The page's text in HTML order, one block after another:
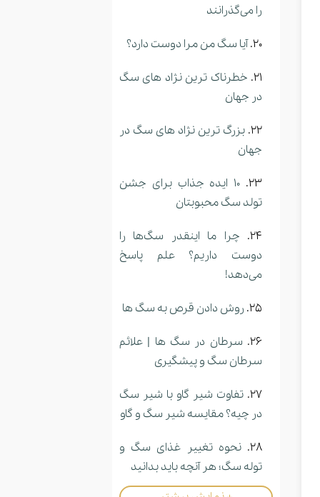
را می‌گذرانند
آیا سگ من مرا دوست دارد؟
خطرناک ترین نژاد های سگ
در جهان
بزرگ ترین نژاد های سگ در
جهان
10 ایده جذاب برای جشن
تولد سگ محبوبتان
چرا ما اینقدر سگ‌ها را
دوست داریم؟ علم پاسخ
می‌دهد!
روش دادن قرص به سگ ها
سرطان در سگ ها | علائم
سرطان سگ و پیشگیری
تفاوت شیر گاو با شیر سگ
در چیه؟ مقایسه شیر سگ و گاو
نحوه تغییر غذای سگ و
توله سگ؛ هر آنچه باید بدانید